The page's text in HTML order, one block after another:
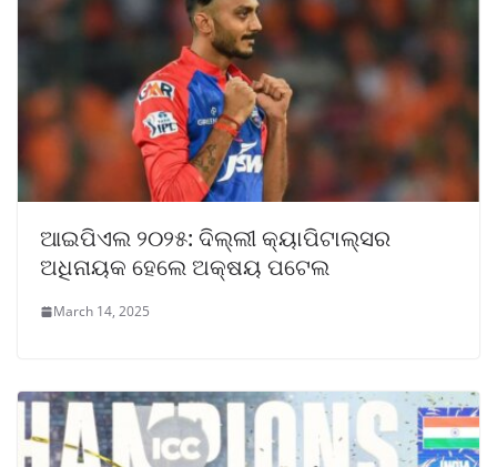
ଆଇପିଏଲ ୨୦୨୫: ଦିଲ୍ଲୀ କ୍ୟାପିଟାଲ୍ସର
ଅଧିନାୟକ ହେଲେ ଅକ୍ଷୟ ପଟେଲ
March 14, 2025